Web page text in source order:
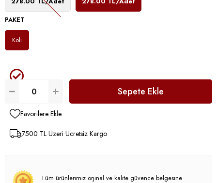
PAKET
Koli
Favorilere Ekle
7500 TL Üzeri Ücretsiz Kargo
Tüm ürünlerimiz orjinal ve kalite güvence belgesine